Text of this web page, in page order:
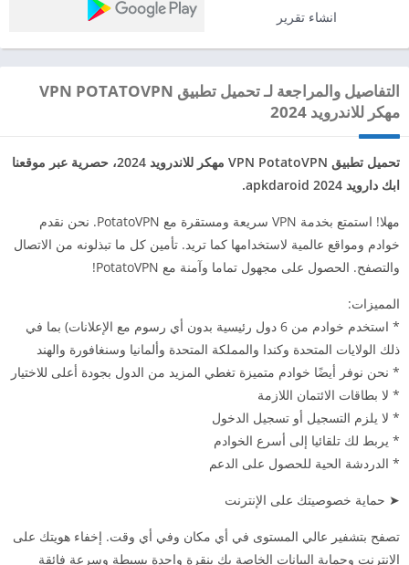
انشاء تقرير
التفاصيل والمراجعة لـ تحميل تطبيق VPN POTATOVPN
مهكر للاندرويد 2024
تحميل تطبيق VPN PotatoVPN مهكر للاندرويد 2024، حصرية عبر موقعنا
ابك دارويد 2024 apkdaroid.
مهلا! استمتع بخدمة VPN سريعة ومستقرة مع PotatoVPN. نحن نقدم
خوادم ومواقع عالمية لاستخدامها كما تريد. تأمين كل ما تبذلونه من الاتصال
والتصفح. الحصول على مجهول تماما وآمنة مع PotatoVPN!
المميزات:
* استخدم خوادم من 6 دول رئيسية بدون أي رسوم مع الإعلانات) بما في
ذلك الولايات المتحدة وكندا والمملكة المتحدة وألمانيا وسنغافورة والهند
* نحن نوفر أيضًا خوادم متميزة تغطي المزيد من الدول بجودة أعلى للاختيار
* لا بطاقات الائتمان اللازمة
* لا يلزم التسجيل أو تسجيل الدخول
* يربط لك تلقائيا إلى أسرع الخوادم
* الدردشة الحية للحصول على الدعم
➤ حماية خصوصيتك على الإنترنت
تصفح بتشفير عالي المستوى في أي مكان وفي أي وقت. إخفاء هويتك على
الإنترنت وحماية البيانات الخاصة بك بنقرة واحدة بسيطة وسرعة فائقة